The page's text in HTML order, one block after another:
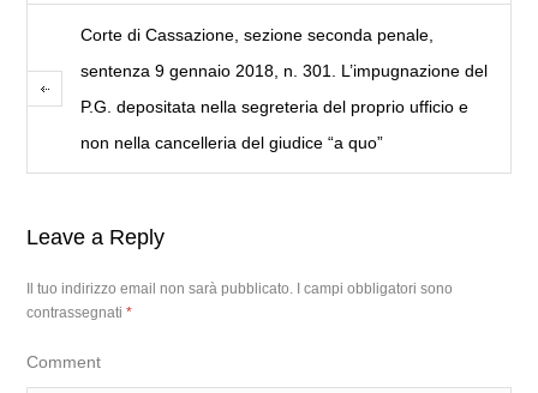
Corte di Cassazione, sezione seconda penale,
sentenza 9 gennaio 2018, n. 301. L’impugnazione del
P.G. depositata nella segreteria del proprio ufficio e
non nella cancelleria del giudice “a quo”
Leave a Reply
Il tuo indirizzo email non sarà pubblicato.
I campi obbligatori sono
contrassegnati*
Comment